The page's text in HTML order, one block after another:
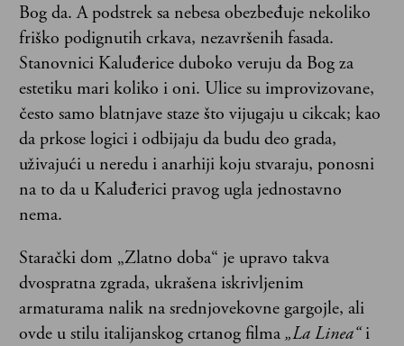
Bog da. A podstrek sa nebesa obezbeđuje nekoliko
friško podignutih crkava, nezavršenih fasada.
Stanovnici Kaluđerice duboko veruju da Bog za
estetiku mari koliko i oni. Ulice su improvizovane,
često samo blatnjave staze što vijugaju u cikcak; kao
da prkose logici i odbijaju da budu deo grada,
uživajući u neredu i anarhiji koju stvaraju, ponosni
na to da u Kaluđerici pravog ugla jednostavno
nema.
Starački dom „Zlatno doba“ je upravo takva
dvospratna zgrada, ukrašena iskrivljenim
armaturama nalik na srednjovekovne gargojle, ali
ovde u stilu italijanskog crtanog filma „La Linea“i